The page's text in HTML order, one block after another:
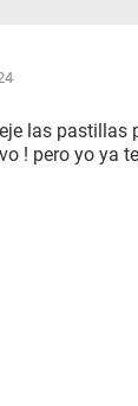
las pastillas
! pero yo ya